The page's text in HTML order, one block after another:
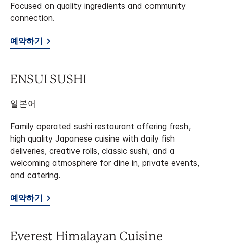
Focused on quality ingredients and community
connection.
예약하기
ENSUI SUSHI
일본어
Family operated sushi restaurant offering fresh,
high quality Japanese cuisine with daily fish
deliveries, creative rolls, classic sushi, and a
welcoming atmosphere for dine in, private events,
and catering.
예약하기
Everest Himalayan Cuisine